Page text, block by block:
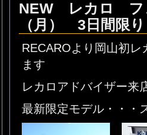
NEW レカロ フ
（月） 3日間限
RECAROより岡山初
ます
レカロアドバイザー来
最新限定モデル・・・